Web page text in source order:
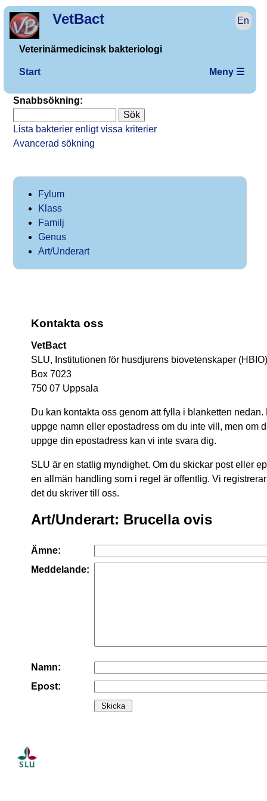
VetBact En
Veterinärmedicinsk bakteriologi
Start Meny ☰
Snabbsökning:
Lista bakterier enligt vissa kriterier
Avancerad sökning
Fylum
Klass
Familj
Genus
Art/Underart
Kontakta oss
VetBact
SLU, Institutionen för husdjurens biovetenskaper (HBIO)
Box 7023
750 07 Uppsala
Du kan kontakta oss genom att fylla i blanketten
uppge namn eller epostadress om du inte vill, men om
uppge din epostadress kan vi inte svara dig.
SLU är en statlig myndighet. Om du skickar post eller
en allmän handling som i regel är offentlig. Vi
det du skriver till oss.
Art/Underart: Brucella ovis
Ämne:
Meddelande:
Namn:
Epost: